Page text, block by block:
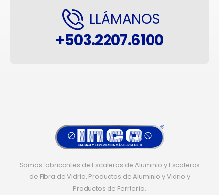
LLÁMANOS
+503.2207.6100
Somos fabricantes de Escaleras de Aluminio y Escaleras
de Fibra de Vidrio, Productos de Aluminio y Vidrio y
Productos de Ferrtería.